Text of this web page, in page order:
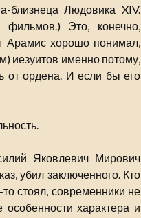
близнеца Людовика XIV.
Это, конечно,
Арамис хорошо понимал,
иезуитов именно потому,
от ордена. И если бы его
Яковлевич Мирович
убил заключенного. Кто
стоял, современники не
особенности характера и